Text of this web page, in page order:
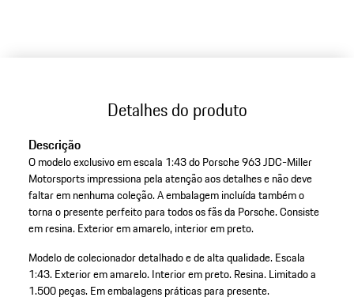
Detalhes do produto
Descrição
O modelo exclusivo em escala 1:43 do Porsche 963 JDC-Miller
Motorsports impressiona pela atenção aos detalhes e não deve
faltar em nenhuma coleção. A embalagem incluída também o
torna o presente perfeito para todos os fãs da Porsche. Consiste
em resina. Exterior em amarelo, interior em preto.
Modelo de colecionador detalhado e de alta qualidade.Escala
1:43.Exterior em amarelo.Interior em preto.Resina.Limitado a
1.500 peças.Em embalagens práticas para presente.